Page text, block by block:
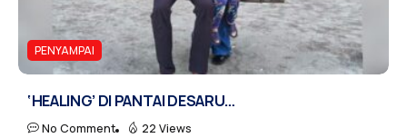
PENYAMPAI
‘HEALING’ DI PANTAI DESARU…
No Comment 22 Views